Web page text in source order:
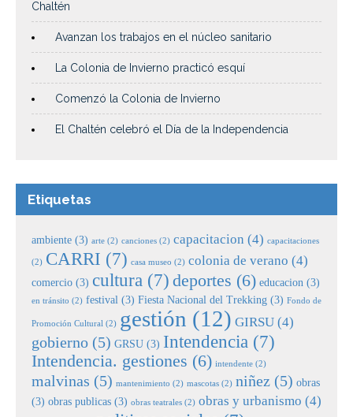
Chaltén
Avanzan los trabajos en el núcleo sanitario
La Colonia de Invierno practicó esquí
Comenzó la Colonia de Invierno
El Chaltén celebró el Día de la Independencia
Etiquetas
ambiente (3) arte (2) canciones (2) capacitacion (4) capacitaciones
(2) CARRI (7) casa museo (2) colonia de verano (4)
comercio (3) cultura (7) deportes (6) educacion (3)
en tránsito (2) festival (3) Fiesta Nacional del Trekking (3) Fondo de
Promoción Cultural (2) gestión (12) GIRSU (4)
gobierno (5) GRSU (3) Intendencia (7)
Intendencia. gestiones (6) intendente (2)
malvinas (5) mantenimiento (2) mascotas (2) niñez (5) obras
(3) obras publicas (3) obras teatrales (2) obras y urbanismo (4)